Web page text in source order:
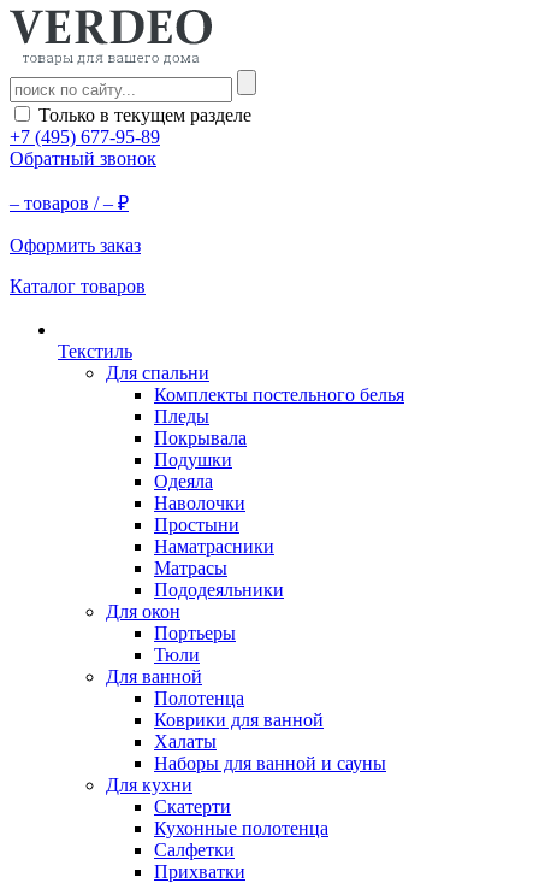
Только в текущем разделе
+7 (495) 677-95-89
Обратный звонок
– товаров /– ₽
Оформить заказ
Каталог товаров
Текстиль
Для спальни
Комплекты постельного белья
Пледы
Покрывала
Подушки
Одеяла
Наволочки
Простыни
Наматрасники
Матрасы
Пододеяльники
Для окон
Портьеры
Тюли
Для ванной
Полотенца
Коврики для ванной
Халаты
Наборы для ванной и сауны
Для кухни
Скатерти
Кухонные полотенца
Салфетки
Прихватки